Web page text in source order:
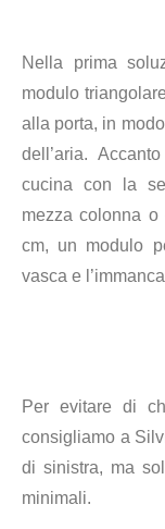
Nella prima
modulo
alla porta, in
dell’aria.
cucina con la
mezza colonna
cm, un modulo
vasca e
Per evitare di
consigliamo a
di sinistra, ma
minimali.